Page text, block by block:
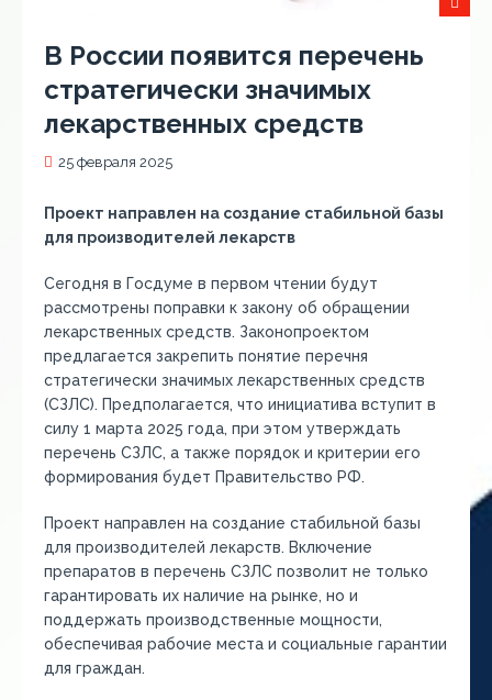
В России появится перечень
стратегически значимых
лекарственных средств
25 февраля 2025
Проект направлен на создание стабильной базы
для производителей лекарств
Сегодня в Госдуме в первом чтении будут
рассмотрены поправки к закону об обращении
лекарственных средств. Законопроектом
предлагается закрепить понятие перечня
стратегически значимых лекарственных средств
(СЗЛС). Предполагается, что инициатива вступит в
силу 1 марта 2025 года, при этом утверждать
перечень СЗЛС, а также порядок и критерии его
формирования будет Правительство РФ.
Проект направлен на создание стабильной базы
для производителей лекарств. Включение
препаратов в перечень СЗЛС позволит не только
гарантировать их наличие на рынке, но и
поддержать производственные мощности,
обеспечивая рабочие места и социальные гарантии
для граждан.